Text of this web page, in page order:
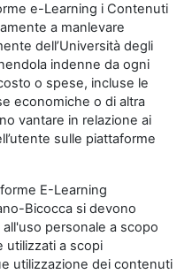
e-Learning i Contenuti
a manlevare
dell’Università degli
indenne da ogni
o spese, incluse le
economiche o di altra
vantare in relazione ai
sulle piattaforme
E-Learning
Bicocca si devono
personale a scopo
utilizzati a scopi
utilizzazione dei contenuti